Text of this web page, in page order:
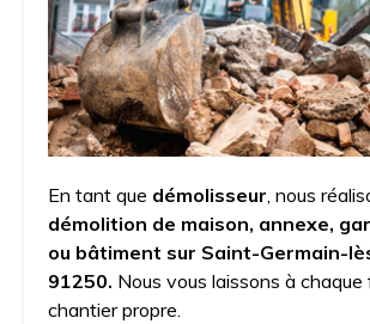
En tant que démolisseur , nous
démolition de maison, annexe,
ou bâtiment sur Saint-Germain-
91250. Nous vous laissons à chaque
chantier propre.